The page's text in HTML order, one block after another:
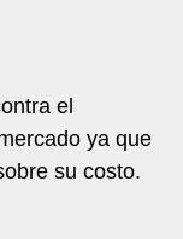
el
ya que
su costo.